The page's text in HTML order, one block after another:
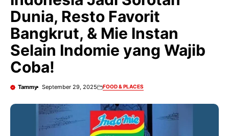
Dunia, Resto Favorit
Bangkrut, & Mie Instan
Selain Indomie yang Wajib
Coba!
Tammy September 29, 2025 FOOD & PLACES